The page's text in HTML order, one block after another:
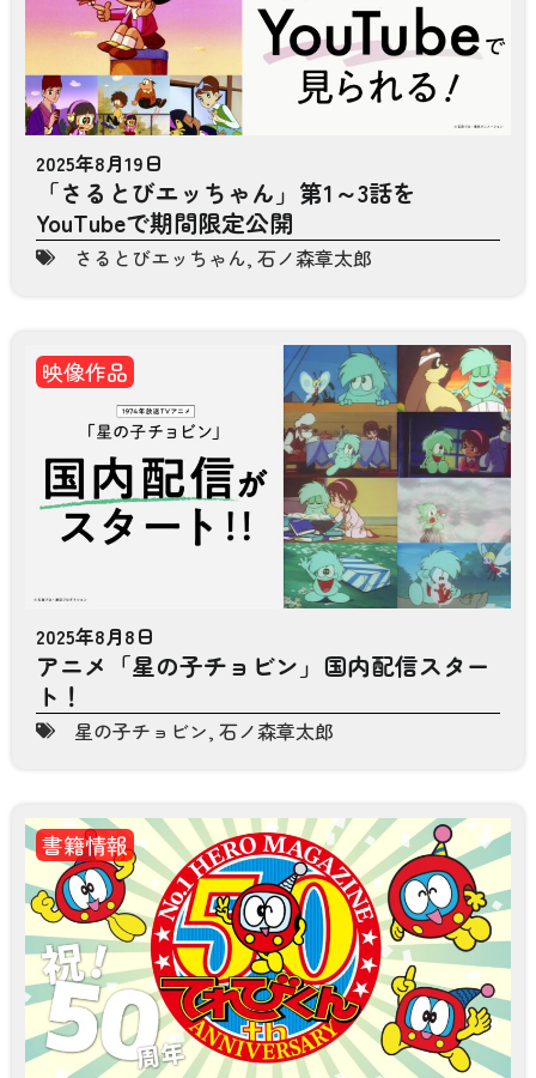
2025年8月19日
「さるとびエッちゃん」第1～3話を
YouTubeで期間限定公開
さるとびエッちゃん, 石ノ森章太郎
映像作品
2025年8月8日
アニメ「星の子チョビン」国内配信スター
ト！
星の子チョビン, 石ノ森章太郎
書籍情報